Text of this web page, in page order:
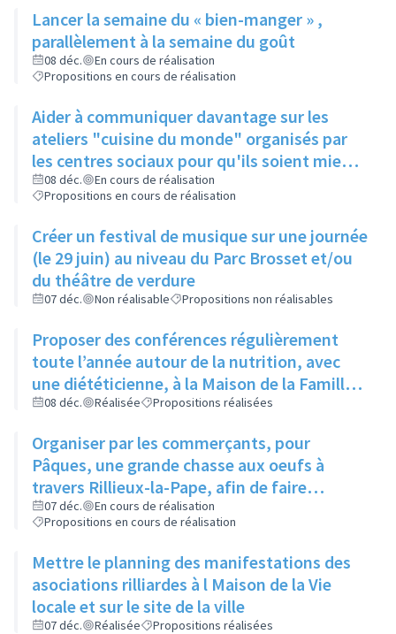
Lancer la semaine du « bien-manger » ,
parallèlement à la semaine du goût
08 déc.
En cours de réalisation
Propositions en cours de réalisation
Aider à communiquer davantage sur les
ateliers "cuisine du monde" organisés par
les centres sociaux pour qu'ils soient mieux
connus
08 déc.
En cours de réalisation
Propositions en cours de réalisation
Créer un festival de musique sur une journée
(le 29 juin) au niveau du Parc Brosset et/ou
du théâtre de verdure
07 déc. Non réalisable Propositions non réalisables
Proposer des conférences régulièrement
toute l’année autour de la nutrition, avec
une diététicienne, à la Maison de la Famille
et de la Parentalité
08 déc. Réalisée Propositions réalisées
Organiser par les commerçants, pour
Pâques, une grande chasse aux oeufs à
travers Rillieux-la-Pape, afin de faire
connaître différents endroits aux habitants
07 déc.
En cours de réalisation
Propositions en cours de réalisation
Mettre le planning des manifestations des
asociations rilliardes à l Maison de la Vie
locale et sur le site de la ville
07 déc. Réalisée Propositions réalisées